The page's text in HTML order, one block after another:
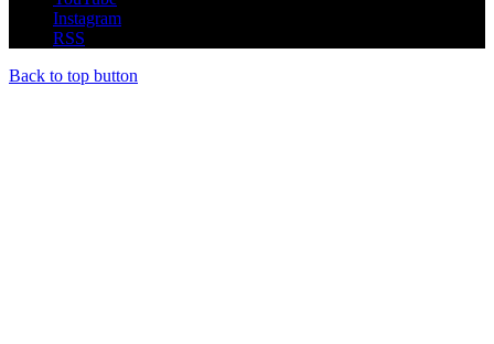
Instagram
RSS
Back to top button